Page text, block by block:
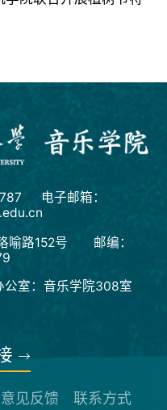
电子邮箱：
喻路152号 邮编：
：音乐学院308室
意见反馈 联系方式